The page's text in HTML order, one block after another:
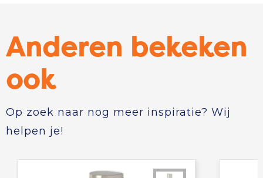
Anderen bekeken
ook
Op zoek naar nog meer inspiratie? Wij
helpen je!